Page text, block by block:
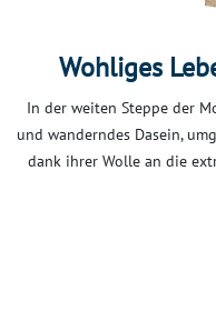
Wohliges
In der weiten Steppe der
und wanderndes Dasein,
dank ihrer Wolle an die